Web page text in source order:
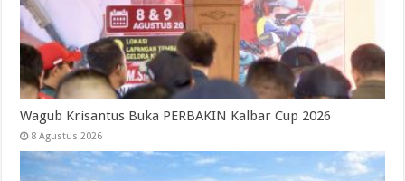
Wagub Krisantus Buka PERBAKIN Kalbar Cup 2026
8 Agustus 2026